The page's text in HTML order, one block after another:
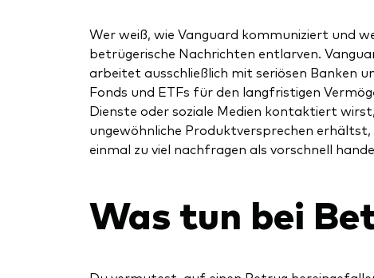
Wer weiß, wie Vanguard kommuniziert und
betrügerische Nachrichten entlarven.
arbeitet ausschließlich mit seriösen Banken
Fonds und ETFs für den langfristigen
Dienste oder soziale Medien kontaktiert
ungewöhnliche Produktversprechen
einmal zu viel nachfragen als vorschnell
Was tun bei